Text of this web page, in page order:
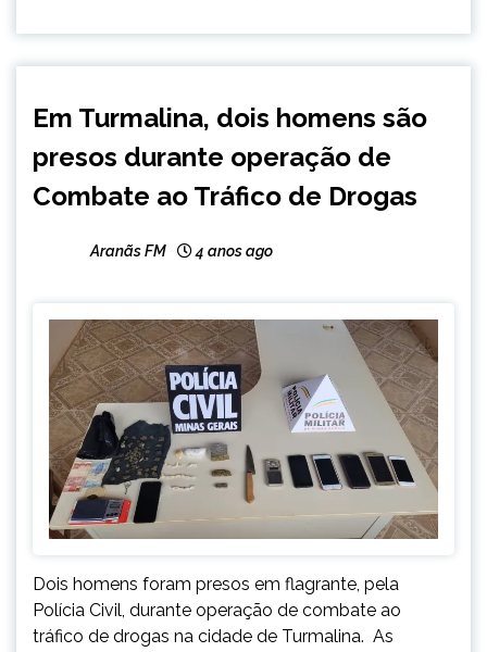
NOTÍCIAS
Em Turmalina, dois homens são
presos durante operação de
Combate ao Tráfico de Drogas
Aranãs FM 4 anos ago
Dois homens foram presos em flagrante, pela
Polícia Civil, durante operação de combate ao
tráfico de drogas na cidade de Turmalina. As